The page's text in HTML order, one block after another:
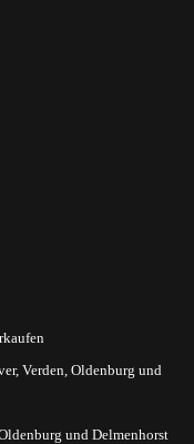
Verden, Oldenburg und
und Delmenhorst